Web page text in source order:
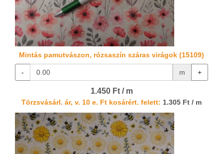
Mintás pamutvászon, rózsaszín száras virágok (15109)
- m +
1.450 Ft / m
Törzsvásárl. ár, v. 10 e. Ft kosárért. felett: 1.305 Ft / m